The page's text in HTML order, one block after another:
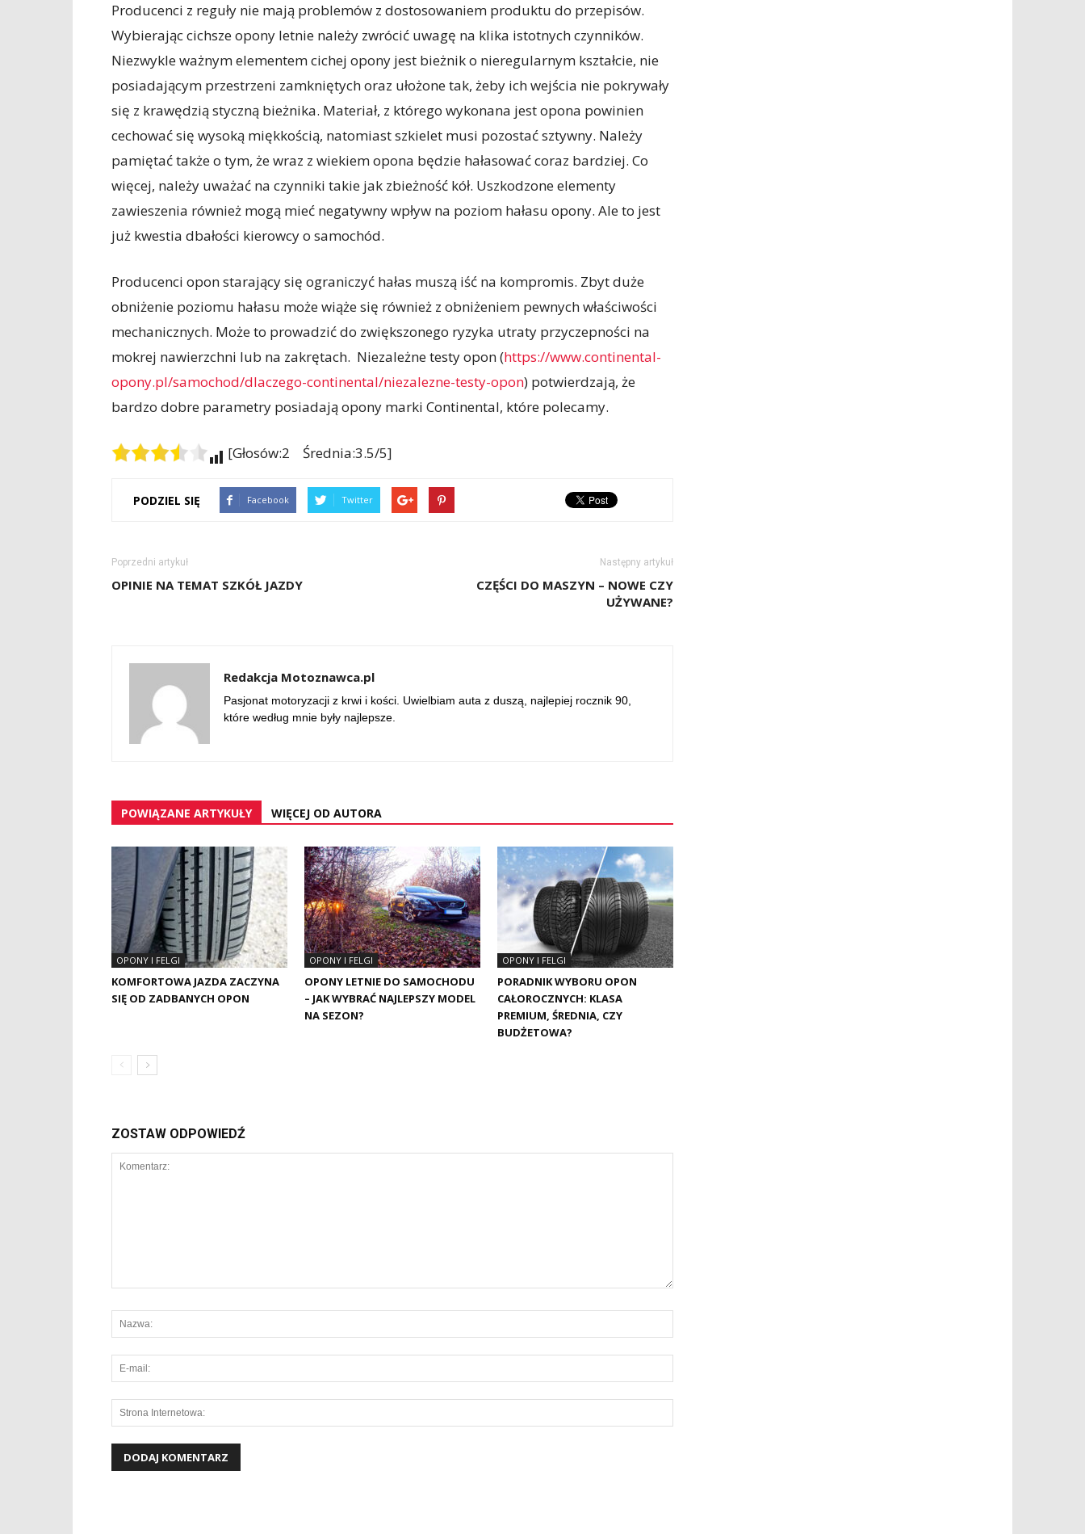
Producenci z reguły nie mają problemów z dostosowaniem produktu do przepisów.
Wybierając cichsze opony letnie należy zwrócić uwagę na klika istotnych czynników.
Niezwykle ważnym elementem cichej opony jest bieżnik o nieregularnym kształcie, nie
posiadającym przestrzeni zamkniętych oraz ułożone tak, żeby ich wejścia nie pokrywały
się z krawędzią styczną bieżnika. Materiał, z którego wykonana jest opona powinien
cechować się wysoką miękkością, natomiast szkielet musi pozostać sztywny. Należy
pamiętać także o tym, że wraz z wiekiem opona będzie hałasować coraz bardziej. Co
więcej, należy uważać na czynniki takie jak zbieżność kół. Uszkodzone elementy
zawieszenia również mogą mieć negatywny wpływ na poziom hałasu opony. Ale to jest
już kwestia dbałości kierowcy o samochód.
Producenci opon starający się ograniczyć hałas muszą iść na kompromis. Zbyt duże
obniżenie poziomu hałasu może wiąże się również z obniżeniem pewnych właściwości
mechanicznych. Może to prowadzić do zwiększonego ryzyka utraty przyczepności na
mokrej nawierzchni lub na zakrętach. Niezależne testy opon (https://www.continental-
opony.pl/samochod/dlaczego-continental/niezalezne-testy-opon) potwierdzają, że
bardzo dobre parametry posiadają opony marki Continental, które polecamy.
[Głosów:2 Średnia:3.5/5]
PODZIEL SIĘ Facebook Twitter
Poprzedni artykuł
OPINIE NA TEMAT SZKÓŁ JAZDY
Następny artykuł
CZĘŚCI DO MASZYN – NOWE CZY
UŻYWANE?
Redakcja Motoznawca.pl
Pasjonat motoryzacji z krwi i kości. Uwielbiam auta z duszą, najlepiej rocznik 90,
które według mnie były najlepsze.
POWIĄZANE ARTYKUŁY WIĘCEJ OD AUTORA
OPONY I FELGI
KOMFORTOWA JAZDA ZACZYNA
SIĘ OD ZADBANYCH OPON
OPONY I FELGI
OPONY LETNIE DO SAMOCHODU
– JAK WYBRAĆ NAJLEPSZY MODEL
NA SEZON?
OPONY I FELGI
PORADNIK WYBORU OPON
CAŁOROCZNYCH: KLASA
PREMIUM, ŚREDNIA, CZY
BUDŻETOWA?
ZOSTAW ODPOWIEDŹ